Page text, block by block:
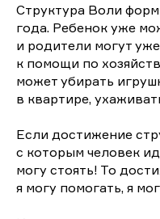
Структура Воли
года. Ребенок уже
и родители могут
к помощи по
может убирать
в квартире,
Если достижение
с которым человек
могу стоять! То
я могу помогать, я